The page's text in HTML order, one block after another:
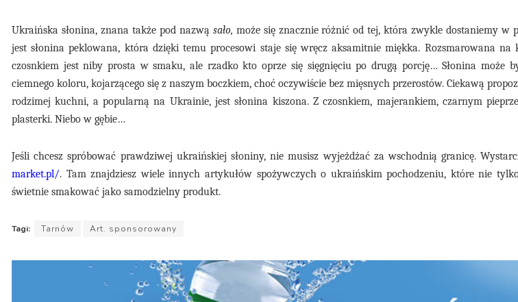
Ukraińska słonina, znana także pod nazwą sało, może się znacznie różnić od tej, która zwykle dostaniemy w
jest słonina peklowana, która dzięki temu procesowi staje się wręcz aksamitnie miękka. Rozsmarowana na
czosnkiem jest niby prosta w smaku, ale rzadko kto oprze się sięgnięciu po drugą porcję… Słonina może
ciemnego koloru, kojarzącego się z naszym boczkiem, choć oczywiście bez mięsnych przerostów. Ciekawą
rodzimej kuchni, a popularną na Ukrainie, jest słonina kiszona. Z czosnkiem, majerankiem, czarnym
plasterki. Niebo w gębie…
Jeśli chcesz spróbować prawdziwej ukraińskiej słoniny, nie musisz wyjeżdżać za wschodnią granicę.
market.pl/. Tam znajdziesz wiele innych artykułów spożywczych o ukraińskim pochodzeniu, które nie
świetnie smakować jako samodzielny produkt.
Tagi: Tarnów Art. sponsorowany